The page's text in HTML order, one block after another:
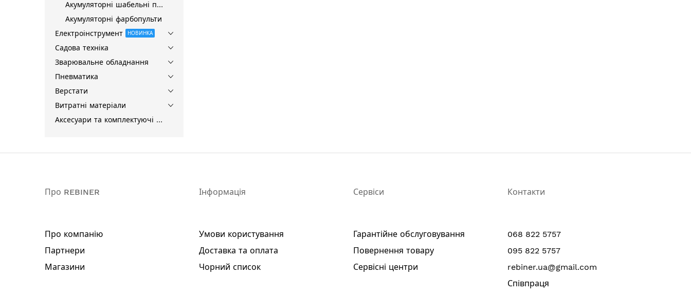
Акумуляторні шабельні пилки
Акумуляторні фарбопульти
Електроінструмент
НОВИНКА
Садова техніка
Зварювальне обладнання
Пневматика
Верстати
Витратні матеріали
Аксесуари та комплектуючі для інструментів
Про REBINER
Про компанію
Партнери
Магазини
Інформація
Умови користування
Доставка та оплата
Чорний список
Сервіси
Гарантійне обслуговування
Повернення товару
Сервісні центри
Контакти
068 822 5757
095 822 5757
rebiner.ua@gmail.com
Співпраця